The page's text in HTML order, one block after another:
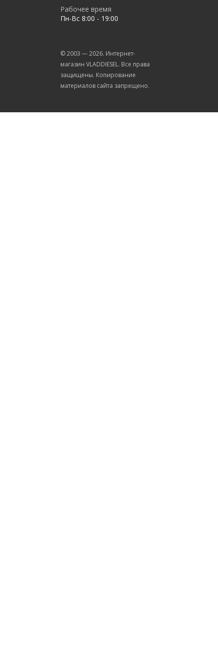
Рабочее время
Пн-Вс 8:00 - 19:00
© 2003 —2026. Интернет-
магазин VLADDIESEL. Все права
защищены. Копирование
материалов сайта запрещено.